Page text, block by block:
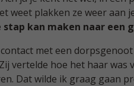
weet plakken ze weer aan
stap kan maken naar een
met een
vertelde hoe het haar was
Dat wilde ik graag gaan